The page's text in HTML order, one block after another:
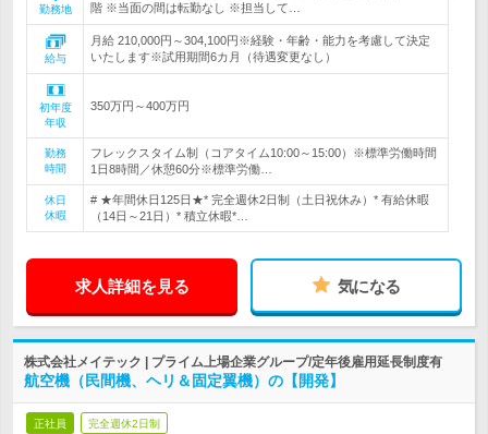
勤務地
階 ※当面の間は転勤なし ※担当して…
給与
月給 210,000円～304,100円※経験・年齢・能力を考慮して決定
いたします※試用期間6カ月（待遇変更なし）
初年度
年収
350万円～400万円
勤務
時間
フレックスタイム制（コアタイム10:00～15:00）※標準労働時間
1日8時間／休憩60分※標準労働…
休日
休暇
# ★年間休日125日★* 完全週休2日制（土日祝休み）* 有給休暇
（14日～21日）* 積立休暇*…
求人詳細を見る 気になる
株式会社メイテック | プライム上場企業グループ/定年後雇用延長制度有
航空機（民間機、ヘリ＆固定翼機）の【開発】
正社員 完全週休2日制